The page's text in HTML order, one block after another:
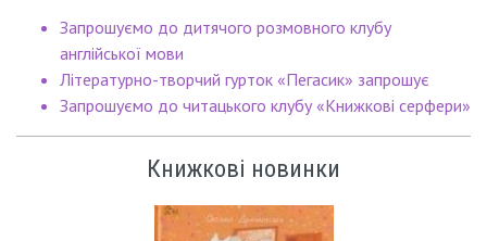
Запрошуємо до дитячого розмовного клубу
англійської мови
Літературно-творчий гурток «Пегасик» запрошує
Запрошуємо до читацького клубу «Книжкові серфери»
Книжкові новинки